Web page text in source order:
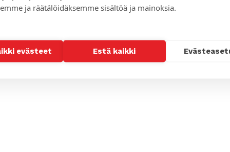
ja räätälöidäksemme sisältöä ja mainoksia.
evästeet Estä kaikki
Tähtitorninkatu 18 (avoinna ma-